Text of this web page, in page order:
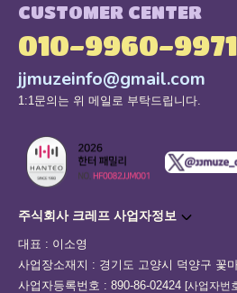
CUSTOMER CENTER
010-9960-9971
jjmuzeinfo@gmail.com
1:1문의는 위 메일로 부탁드립니다.
주식회사 크레프 사업자정보
대표 : 이소영
사업장소재지 : 경기도 고양시 덕양구 꽃
사업자등록번호 : 890-86-02424 [사업자번